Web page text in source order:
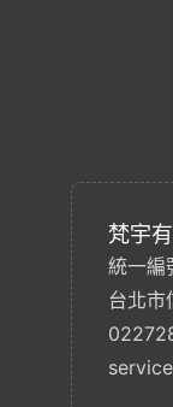
梵宇
統一編
台北市